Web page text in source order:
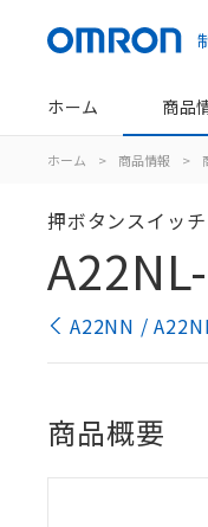
ホーム 商品
ホーム > 商品情報 >
押ボタンスイッチ
A22NN /
商品概要